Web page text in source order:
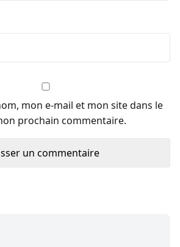
mon e-mail et mon site dans le
prochain commentaire.